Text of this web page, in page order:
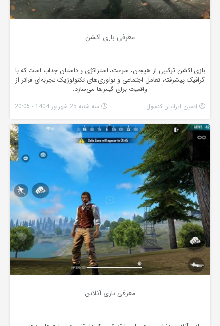
معرفی بازی اکشن
بازی اکشن ترکیبی از هیجان، سرعت، استراتژی و داستان جذاب است که با
گرافیک پیشرفته، تعامل اجتماعی و نوآوری‌های تکنولوژیک تجربه‌ای فراتر از
واقعیت برای گیمرها می‌سازد.
ادمین ایرانیان کنسول سه شنبه 25 شهریور 1404 - 20:05
معرفی بازی آنلاین